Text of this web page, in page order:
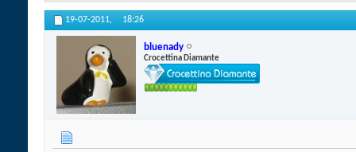
19-07-2011, 18:26
bluenady
Crocettina Diamante